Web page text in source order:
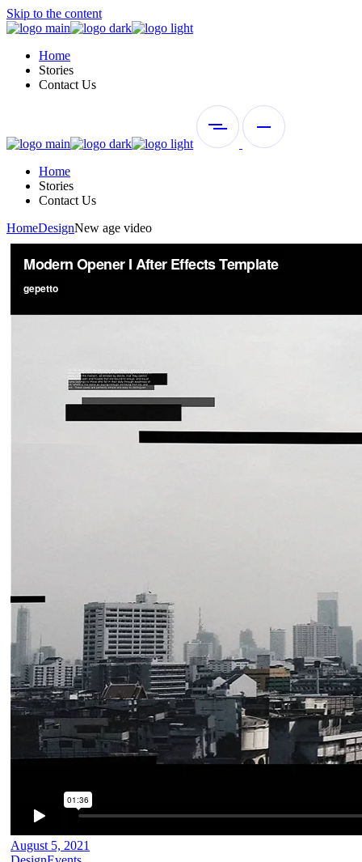
Skip to the content
Home
Stories
Contact Us
Home
Stories
Contact Us
HomeDesignNew age video
August 5, 2021